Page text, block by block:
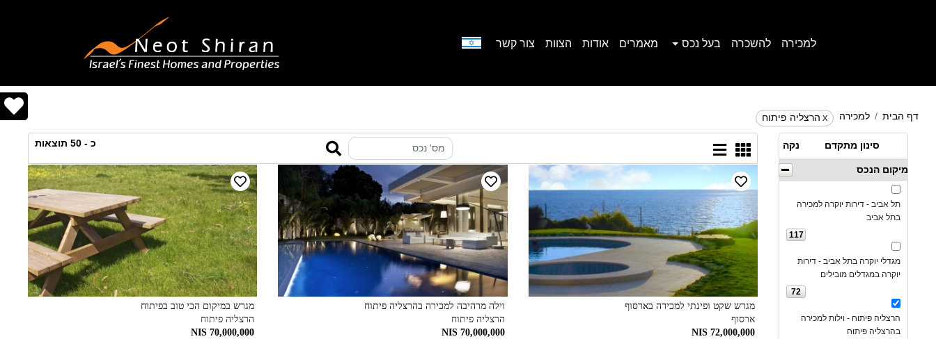
למכירה להשכרה בעל נכס מאמרים אודות הצוות צור קשר
דף הבית למכירה X הרצליה פיתוח
סינון מתקדם נקה
מיקום הנכס
תל אביב - דירות יוקרה למכירה
בתל אביב
117
מגדלי יוקרה בתל אביב - דירות
יוקרה במגדלים מובילים
72
הרצליה פיתוח - וילות למכירה
בהרצליה פיתוח
כ - 50תוצאות
מגרש שקט ופינתי למכירה בארסוף
ארסוף
72,000,000 NIS
וילה מרהיבה למכירה בהרצליה פיתוח
הרצליה פיתוח
70,000,000 NIS
מגרש במיקום הכי טוב בפיתוח
הרצליה פיתוח
70,000,000 NIS